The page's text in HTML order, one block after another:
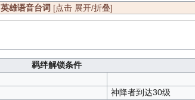
英雄语音台词 [点击 展开/折叠]
羁绊解锁条件
神降者到达30级